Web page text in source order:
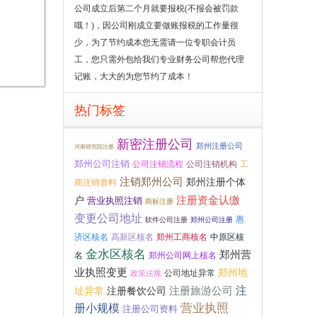
公司成立后第二个月就要报税(不报会被罚款
哦！)，因公司刚成立要做账报税的工作量很
少，为了节约成本您无需请一位专职会计员
工，您只需外包给我们专业财务公司帮您代理
记账，大大的为您节约了成本！
热门标签
河南研究院注册 新密注册公司 郑州注册公司
郑州公司注销 公司注销流程 公司注销机构 工
商注销资料 注销郑州公司 郑州注册个体
户 营业执照注销 商标注册 注册资金认缴
变更公司地址 软件公司注册 郑州公司注册 惠
济区核名 高新区核名 郑州工商核名 中原区核
名 金水区核名 郑州公司网上核名 郑州营
业执照变更 政策法规 公司地址异常 郑州地
址异常 注册餐饮公司 注册旅游公司 注
册小规模 注册公司资料 营业执照